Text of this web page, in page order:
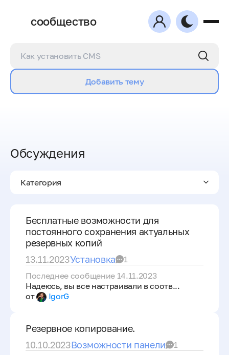
сообщество
Добавить тему
Обсуждения
Категория
Бесплатные возможности для
постоянного сохранения актуальных
резервных копий
13.11.2023Установка
1
Последнее сообщение 14.11.2023
Надеюсь, вы все настраивали в соотв...
от
IgorG
Резервное копирование.
10.10.2023Возможности панели
1